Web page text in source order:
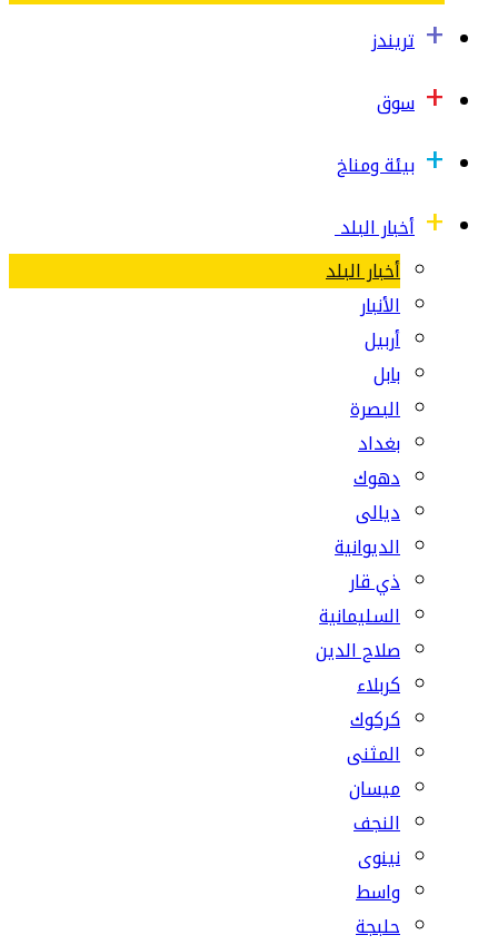
تريندز
سوق
بيئة ومناخ
أخبار البلد
أخبار البلد
الأنبار
أربيل
بابل
البصرة
بغداد
دهوك
ديالى
الديوانية
ذي قار
السليمانية
صلاح الدين
كربلاء
كركوك
المثنى
ميسان
النجف
نينوى
واسط
حلبجة